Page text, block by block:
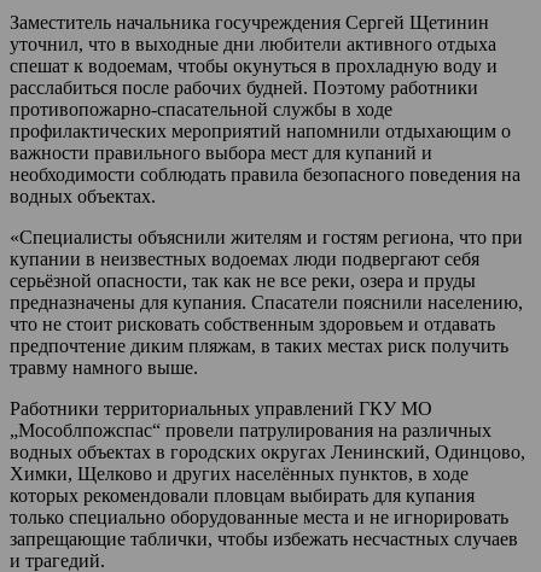
Заместитель начальника госучреждения Сергей Щетинин
уточнил, что в выходные дни любители активного отдыха
спешат к водоемам, чтобы окунуться в прохладную воду и
расслабиться после рабочих будней. Поэтому работники
противопожарно-спасательной службы в ходе
профилактических мероприятий напомнили отдыхающим о
важности правильного выбора мест для купаний и
необходимости соблюдать правила безопасного поведения на
водных объектах.
«Специалисты объяснили жителям и гостям региона, что при
купании в неизвестных водоемах люди подвергают себя
серьёзной опасности, так как не все реки, озера и пруды
предназначены для купания. Спасатели пояснили населению,
что не стоит рисковать собственным здоровьем и отдавать
предпочтение диким пляжам, в таких местах риск получить
травму намного выше.
Работники территориальных управлений ГКУ МО
„Мособлпожспас“ провели патрулирования на различных
водных объектах в городских округах Ленинский, Одинцово,
Химки, Щелково и других населённых пунктов, в ходе
которых рекомендовали пловцам выбирать для купания
только специально оборудованные места и не игнорировать
запрещающие таблички, чтобы избежать несчастных случаев
и трагедий.